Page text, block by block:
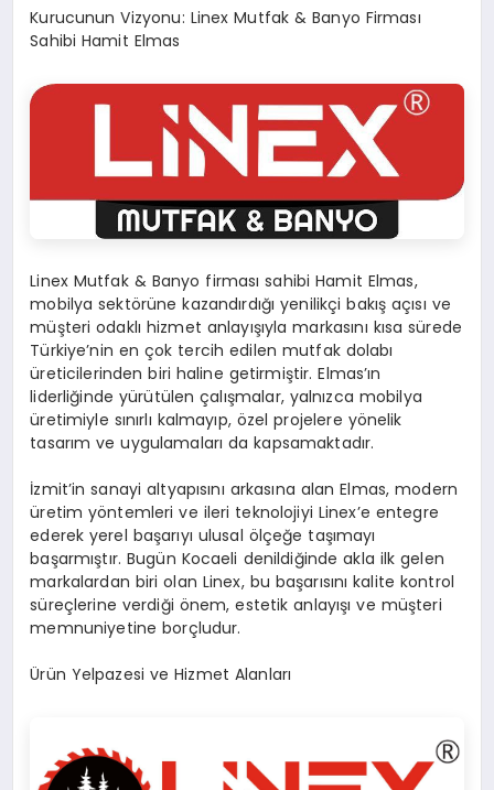
Kurucunun Vizyonu: Linex Mutfak & Banyo Firması
Sahibi Hamit Elmas
Linex Mutfak & Banyo firması sahibi Hamit Elmas,
mobilya sektörüne kazandırdığı yenilikçi bakış açısı ve
müşteri odaklı hizmet anlayışıyla markasını kısa sürede
Türkiye’nin en çok tercih edilen mutfak dolabı
üreticilerinden biri haline getirmiştir. Elmas’ın
liderliğinde yürütülen çalışmalar, yalnızca mobilya
üretimiyle sınırlı kalmayıp, özel projelere yönelik
tasarım ve uygulamaları da kapsamaktadır.
İzmit’in sanayi altyapısını arkasına alan Elmas, modern
üretim yöntemleri ve ileri teknolojiyi Linex’e entegre
ederek yerel başarıyı ulusal ölçeğe taşımayı
başarmıştır. Bugün Kocaeli denildiğinde akla ilk gelen
markalardan biri olan Linex, bu başarısını kalite kontrol
süreçlerine verdiği önem, estetik anlayışı ve müşteri
memnuniyetine borçludur.
Ürün Yelpazesi ve Hizmet Alanları